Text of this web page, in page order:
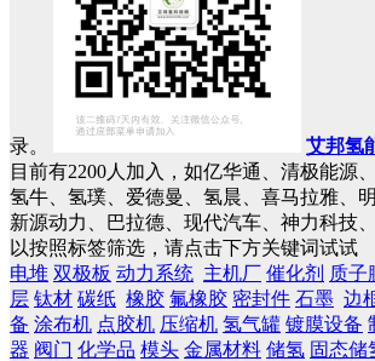
录。 艾邦氢
目前有2200人加入，如亿华通、清极能源
氢牛、氢璞、爱德曼、氢晨、喜马拉雅、
新源动力、巴拉德、现代汽车、神力科技
以按照标签筛选，请点击下方关键词试试
电堆 双极板 动力系统 主机厂 催化剂 质子
层 钛材 碳纸 橡胶 氟橡胶 密封件 石墨 边
备 涂布机 点胶机 压缩机 氢气罐 镀膜设备
器 阀门 化学品 模头 金属材料 储氢 固态储